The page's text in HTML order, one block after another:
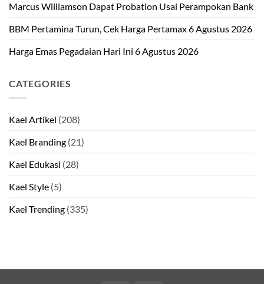
Marcus Williamson Dapat Probation Usai Perampokan Bank
BBM Pertamina Turun, Cek Harga Pertamax 6 Agustus 2026
Harga Emas Pegadaian Hari Ini 6 Agustus 2026
CATEGORIES
Kael Artikel (208)
Kael Branding (21)
Kael Edukasi (28)
Kael Style (5)
Kael Trending (335)